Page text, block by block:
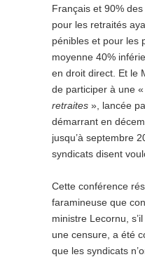
Français et 90%
pour les retraités
pénibles et pour les
moyenne 40%
en droit direct. Et le
de participer à une «
retraites », lancée
démarrant en
jusqu’à septembre
syndicats disent
Cette conférence
faramineuse que
ministre Lecornu,
une censure, a été
que les syndicats